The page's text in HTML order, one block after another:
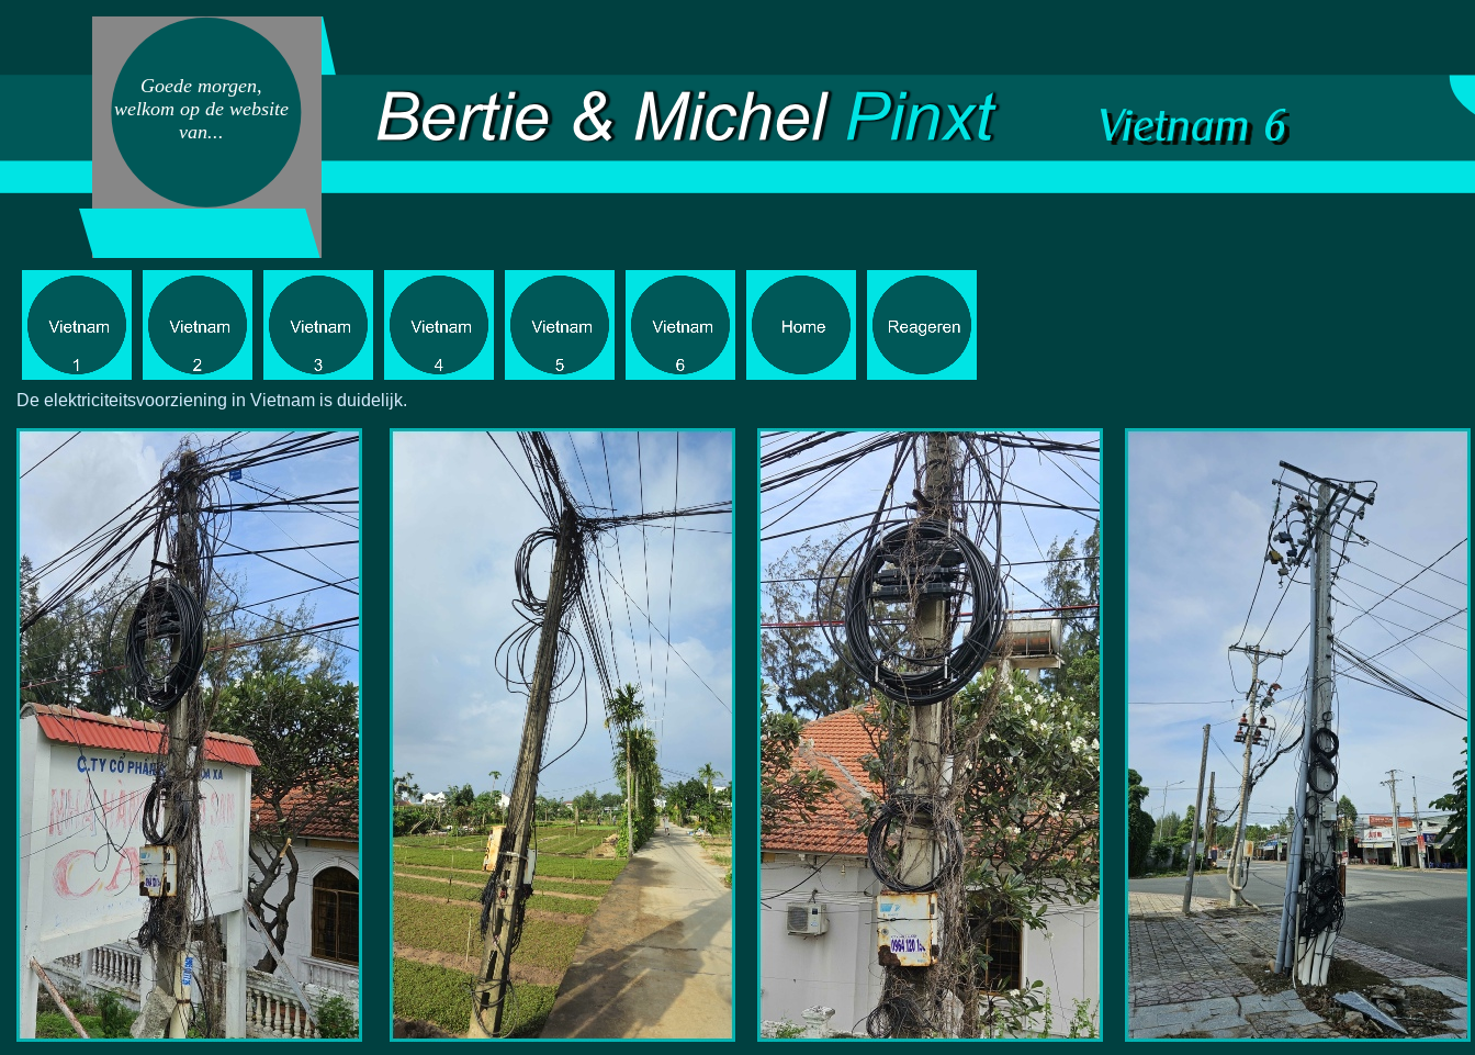
De elektriciteitsvoorziening in Vietnam is duidelijk.
Goede morgen,
welkom op de website
van...